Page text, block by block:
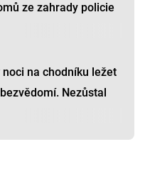
ze zahrady policie
noci na chodníku ležet
Nezůstal